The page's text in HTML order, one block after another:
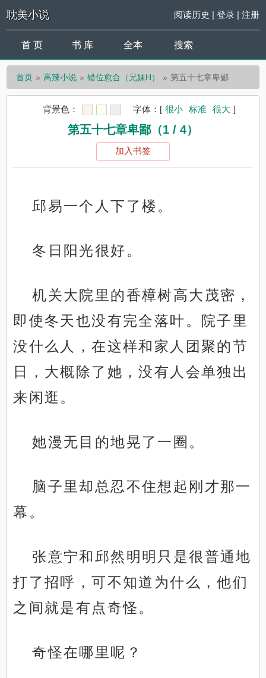
耽美小说 阅读历史 | 登录| 注册
首 页 书 库 全本 搜索
首页 高辣小说 错位愈合（兄妹H） 第五十七章卑鄙
背景色： 字体： [ 很小 标准 很大 ]
第五十七章卑鄙（1 / 4）
加入书签
邱易一个人下了楼。
冬日阳光很好。
机关大院里的香樟树高大茂密，
即使冬天也没有完全落叶。院子里
没什么人，在这样和家人团聚的节
日，大概除了她，没有人会单独出
来闲逛。
她漫无目的地晃了一圈。
脑子里却总忍不住想起刚才那一
幕。
张意宁和邱然明明只是很普通地
打了招呼，可不知道为什么，他们
之间就是有点奇怪。
奇怪在哪里呢？